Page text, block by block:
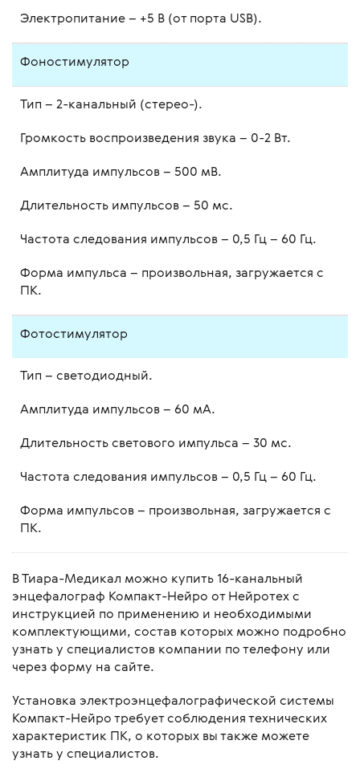
Электропитание – +5 В (от порта USB).
Фоностимулятор
Тип – 2-канальный (стерео-).
Громкость воспроизведения звука – 0-2 Вт.
Амплитуда импульсов – 500 мВ.
Длительность импульсов – 50 мс.
Частота следования импульсов – 0,5 Гц – 60 Гц.
Форма импульса – произвольная, загружается с
ПК.
Фотостимулятор
Тип – светодиодный.
Амплитуда импульсов – 60 мА.
Длительность светового импульса – 30 мс.
Частота следования импульсов – 0,5 Гц – 60 Гц.
Форма импульсов – произвольная, загружается с
ПК.
В Тиара-Медикал можно купить 16-канальный
энцефалограф Компакт-Нейро от Нейротех с
инструкцией по применению и необходимыми
комплектующими, состав которых можно подробно
узнать у специалистов компании по телефону или
через форму на сайте.
Установка электроэнцефалографической системы
Компакт-Нейро требует соблюдения технических
характеристик ПК, о которых вы также можете
узнать у специалистов.